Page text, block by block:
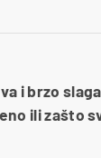
i brzo
ili zašto